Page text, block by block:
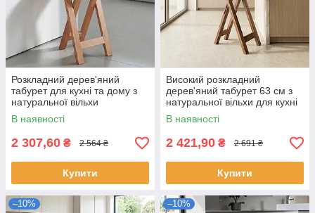
Розкладний дерев'яний
табурет для кухні та дому з
натуральної вільхи
В наявності
2 307,60 ₴ 2 564 ₴
Купити
Високий розкладний
дерев'яний табурет 63 см з
натуральної вільхи для кухні
та дому Горіх темний
В наявності
2 421,90 ₴ 2 691 ₴
Купити
–10% –10%